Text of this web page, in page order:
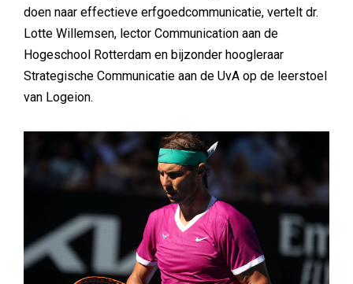
doen naar effectieve erfgoedcommunicatie, vertelt dr.
Lotte Willemsen, lector Communication aan de
Hogeschool Rotterdam en bijzonder hoogleraar
Strategische Communicatie aan de UvA op de leerstoel
van Logeion.